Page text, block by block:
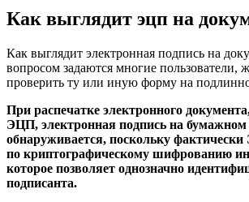
Как выглядит эцп на
Как выглядит электронная подпись на
вопросом задаются многие пользователи,
проверить ту или иную форму на
При распечатке электронного
ЭЦП, электронная подпись на бумажном
обнаруживается, поскольку
по криптографическому шифрованию
которое позволяет однозначно
подписанта.